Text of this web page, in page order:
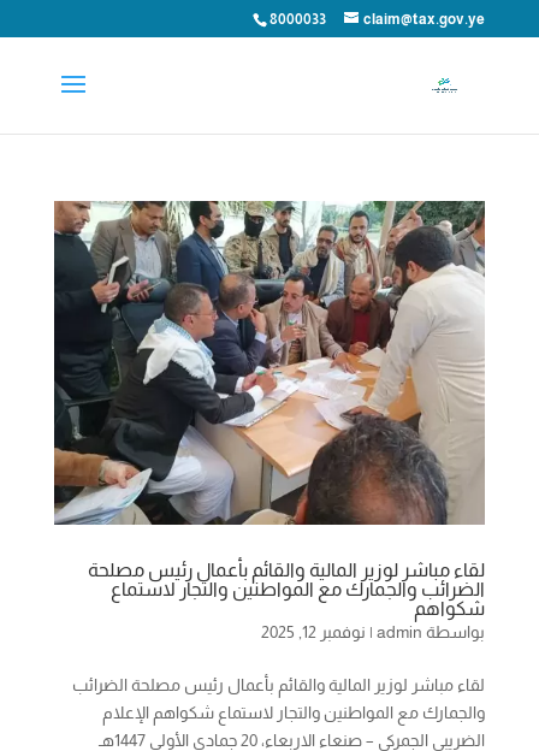
8000033 claim@tax.gov.ye
لقاء مباشر لوزير المالية والقائم بأعمال رئيس مصلحة
الضرائب والجمارك مع المواطنين والتجار لاستماع
شكواهم
بواسطة admin
| نوفمبر 12, 2025
لقاء مباشر لوزير المالية والقائم بأعمال رئيس مصلحة الضرائب
والجمارك مع المواطنين والتجار لاستماع شكواهم الإعلام
الضريبي الجمركي – صنعاء الاربعاء، 20 جمادى الأولى 1447هـ